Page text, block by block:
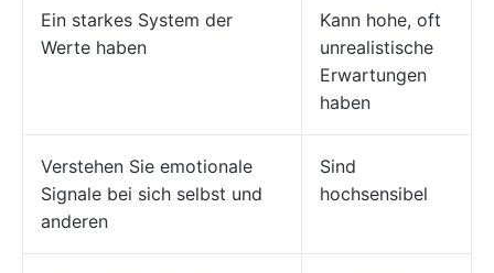
Ein starkes System der
Werte haben
Kann hohe, oft
unrealistische
Erwartungen
haben
Verstehen Sie emotionale
Signale bei sich selbst und
anderen
Sind
hochsensibel